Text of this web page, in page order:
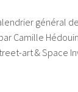
général
Camille
art & Space